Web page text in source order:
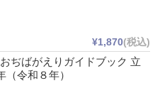
¥1,870(税込)
ぢばがえりガイドブック 立
（令和８年）